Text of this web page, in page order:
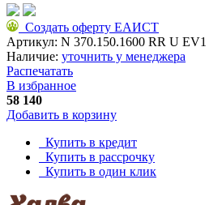
Создать оферту ЕАИСТ
Артикул: N 370.150.1600 RR U EV1
Наличие: уточнить у менеджера
Распечатать
В избранное
58 140
Добавить в корзину
Купить в кредит
Купить в рассрочку
Купить в один клик